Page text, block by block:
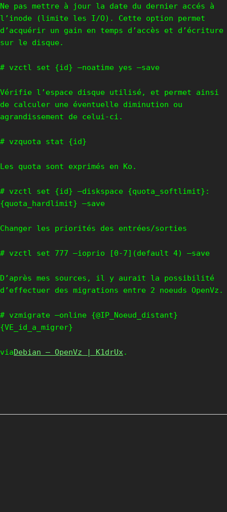
Ne pas mettre à jour la date du dernier accés à
l’inode (limite les I/O). Cette option permet
d’acquérir un gain en temps d’accès et d’écriture
sur le disque.
# vzctl set {id} –noatime yes –save
Vérifie l’espace disque utilisé, et permet ainsi
de calculer une éventuelle diminution ou
agrandissement de celui-ci.
# vzquota stat {id}
Les quota sont exprimés en Ko.
# vzctl set {id} –diskspace {quota_softlimit}:
{quota_hardlimit} –save
Changer les priorités des entrées/sorties
# vzctl set 777 –ioprio [0-7](default 4) –save
D’après mes sources, il y aurait la possibilité
d’effectuer des migrations entre 2 noeuds OpenVz.
# vzmigrate –online {@IP_Noeud_distant}
{VE_id_a_migrer}
viaDebian — OpenVz | K1drUx.